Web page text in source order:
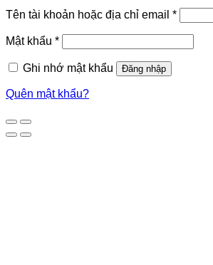
Tên tài khoản hoặc địa chỉ email *
Mật khẩu *
Ghi nhớ mật khẩu Đăng nhập
Quên mật khẩu?